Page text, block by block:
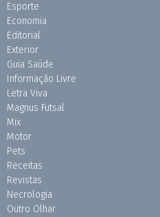
Esporte
Economia
Editorial
Exterior
Guia Saúde
Informação Livre
Letra Viva
Magnus Futsal
Mix
Motor
Pets
Receitas
Revistas
Necrologia
Outro Olhar